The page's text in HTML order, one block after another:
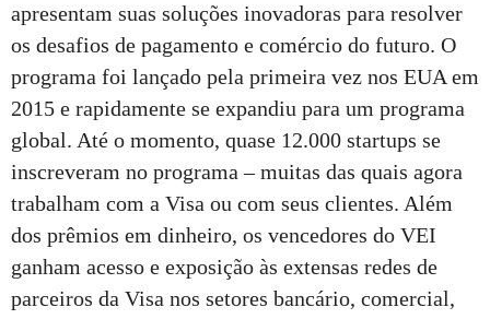
apresentam suas soluções inovadoras para resolver
os desafios de pagamento e comércio do futuro. O
programa foi lançado pela primeira vez nos EUA em
2015 e rapidamente se expandiu para um programa
global. Até o momento, quase 12.000 startups se
inscreveram no programa – muitas das quais agora
trabalham com a Visa ou com seus clientes. Além
dos prêmios em dinheiro, os vencedores do VEI
ganham acesso e exposição às extensas redes de
parceiros da Visa nos setores bancário, comercial,